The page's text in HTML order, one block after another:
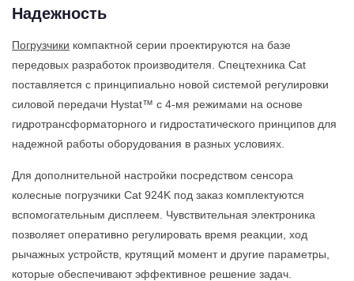
Надежность
Погрузчики компактной серии проектируются на базе
передовых разработок производителя. Спецтехника Cat
поставляется с принципиально новой системой регулировки
силовой передачи Hystat™ с 4-мя режимами на основе
гидротрансформаторного и гидростатического принципов для
надежной работы оборудования в разных условиях.
Для дополнительной настройки посредством сенсора
колесные погрузчики Cat 924K под заказ комплектуются
вспомогательным дисплеем. Чувствительная электроника
позволяет оперативно регулировать время реакции, ход
рычажных устройств, крутящий момент и другие параметры,
которые обеспечивают эффективное решение задач.